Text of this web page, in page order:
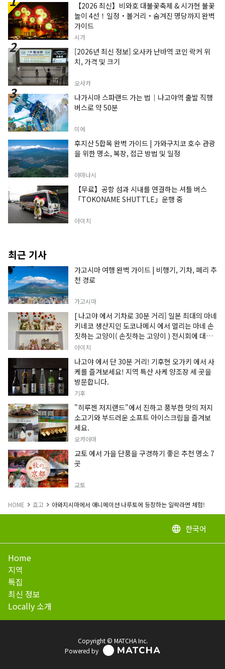
【2026 최신】비와호 대불꽃축제 & 시가현 불꽃
놀이 4선！일정・볼거리・숨겨진 명당까지 완벽
가이드
시가
[2026년 최신 정보] 오사카 난바역 코인 락커 위
치, 가격 및 크기
오사카
나가시마 스파랜드 가는 법｜나고야역 출발 직행
버스로 약 50분
미에
후지산 5합목 완벽 가이드 | 가와구치코 호수 관광
을 위한 명소, 복장, 접근 방법 및 일정
야마나시
【무료】공항 섬과 시내를 연결하는 셔틀 버스
「TOKONAME SHUTTLE」운행 중
아이치
최근 기사
가고시마 여행 완벽 가이드 | 비행기, 기차, 페리 추
천 경로
가고시마
[ 나고야 에서 기차로 30분 거리] 일본 최대의 마네
키네코 생산지인 도코나메시 에서 열리는 마네 손
짓하는 고양이( 손짓하는 고양이 ) 전시회에 대한
정보입니다.
아이치
나고야 에서 단 30분 거리! 기후현 오가키 에서 사
케를 즐겨보세요! 지역 특산 사케 양조장 세 곳을
방문합니다.
기후
"히루젠 저지랜드"에서 진하고 풍부한 맛의 저지
소고기와 부드러운 소프트 아이스크림을 즐겨보
세요.
오카야마
교토 에서 가을 단풍을 구경하기 좋은 추천 명소 7
곳
교토
HOME 효고 아와지시마에서 애니메이션 나루토에 등장하는 일락라면 체험!
language 한국어
Home
지역
특집
최신 정보
Locally 소개
Copyright © MATCHA Inc.
Powered by